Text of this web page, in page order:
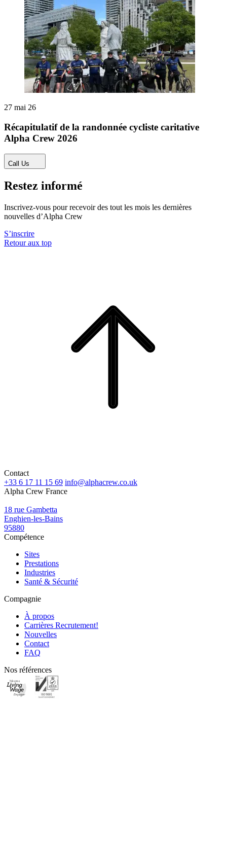
27 mai 26
Récapitulatif de la randonnée cycliste caritative
Alpha Crew 2026
Call Us
Restez informé
Inscrivez-vous pour recevoir des tout les mois les dernières
nouvelles d’Alpha Crew
S’inscrire
Retour aux top
Contact
+33 6 17 11 15 69 info@alphacrew.co.uk
Alpha Crew France
18 rue Gambetta
Enghien-les-Bains
95880
Compétence
Sites
Prestations
Industries
Santé & Sécurité
Compagnie
À propos
Carrières Recrutement!
Nouvelles
Contact
FAQ
Nos références